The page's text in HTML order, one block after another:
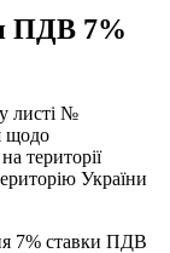
ПДВ 7%
листі №
щодо
території
України
7% ставки ПДВ